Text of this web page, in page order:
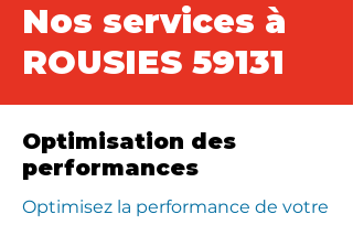
Nos services à
ROUSIES 59131
Optimisation des
performances
Optimisez la performance de votre